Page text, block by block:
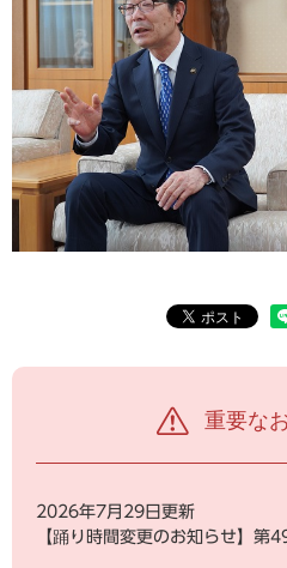
重要な
2026年7月29日更新
【踊り時間変更のお知らせ】第